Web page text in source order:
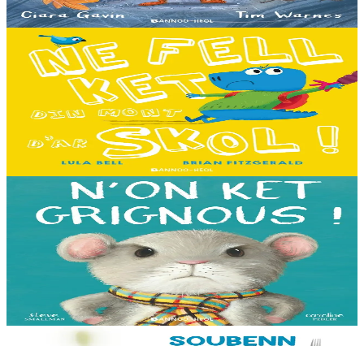
En stock13,00 €
3 ans et plus
Bannoù-heol
I don't want to go to school!
C'est le premier jour d'école des Souris et des Dinosaures. Ils n'ont
pas envie d'y aller. Mais quand les cours commencent, une très
grande surprise les attend…...
13,00 €
Bannoù-heol
I'm not grumpy!
À la lisière de la forêt vit une petite souris. C'est la souris la plus
grognonne et la plus hargneuse des environs, jusqu'à sa rencontre
avec un petit blaireau...
En stock13,00 €